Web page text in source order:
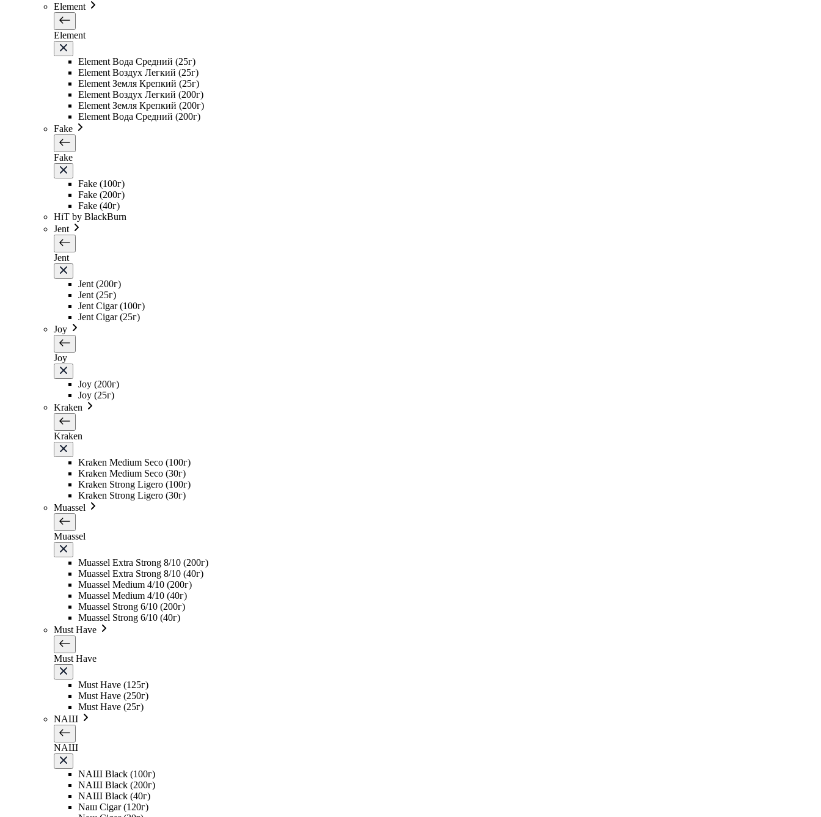
Element
Element
Element Вода Средний (25г)
Element Воздух Легкий (25г)
Element Земля Крепкий (25г)
Element Воздух Легкий (200г)
Element Земля Крепкий (200г)
Element Вода Средний (200г)
Fake
Fake
Fake (100г)
Fake (200г)
Fake (40г)
HiT by BlackBurn
Jent
Jent
Jent (200г)
Jent (25г)
Jent Cigar (100г)
Jent Cigar (25г)
Joy
Joy
Joy (200г)
Joy (25г)
Kraken
Kraken
Kraken Medium Seco (100г)
Kraken Medium Seco (30г)
Kraken Strong Ligero (100г)
Kraken Strong Ligero (30г)
Muassel
Muassel
Muassel Extra Strong 8/10 (200г)
Muassel Extra Strong 8/10 (40г)
Muassel Medium 4/10 (200г)
Muassel Medium 4/10 (40г)
Muassel Strong 6/10 (200г)
Muassel Strong 6/10 (40г)
Must Have
Must Have
Must Have (125г)
Must Have (250г)
Must Have (25г)
NAШ
NAШ
NAШ Black (100г)
NAШ Black (200г)
NAШ Black (40г)
Naш Cigar (120г)